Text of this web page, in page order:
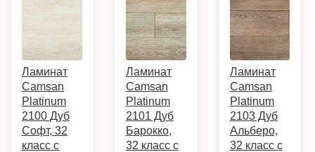
Ламинат
Camsan
Platinum
2100 Дуб
Софт, 32
класс с
Ламинат
Camsan
Platinum
2101 Дуб
Барокко,
32 класс с
Ламинат
Camsan
Platinum
2103 Дуб
Альберо,
32 класс с